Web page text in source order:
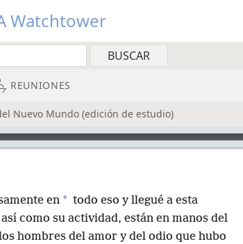
Watchtower
REUNIONES
Nuevo Mundo (edición de estudio)
en * todo eso y llegué a esta
como su actividad, están en manos del
hombres del amor y del odio que hubo